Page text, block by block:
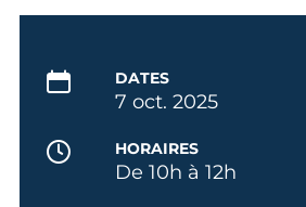
DATES
7 oct. 2025
HORAIRES
De 10h à 12h